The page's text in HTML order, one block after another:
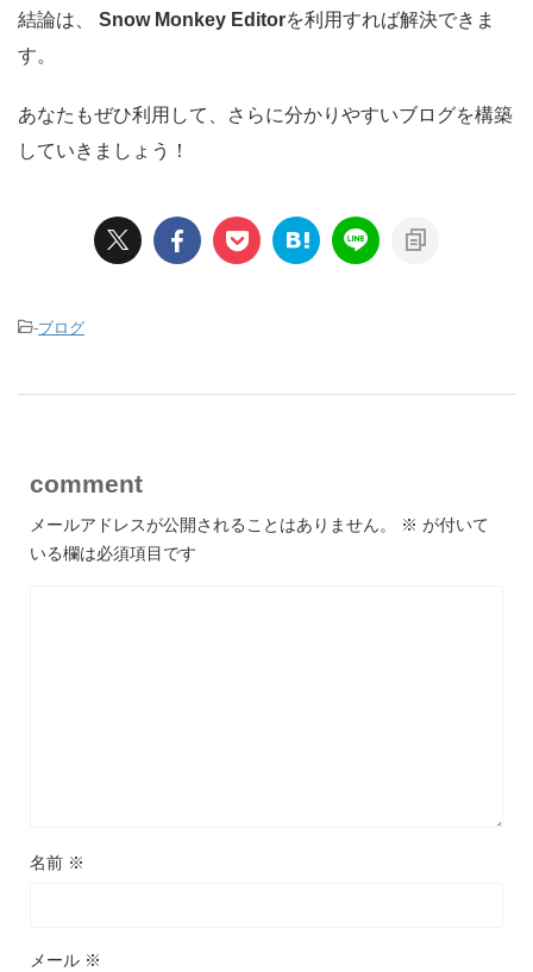
結論は、 Snow Monkey Editorを利用すれば解決できま
す。
あなたもぜひ利用して、さらに分かりやすいブログを構築
していきましょう！
-ブログ
comment
メールアドレスが公開されることはありません。 ※ が付いて
いる欄は必須項目です
名前 ※
メール ※